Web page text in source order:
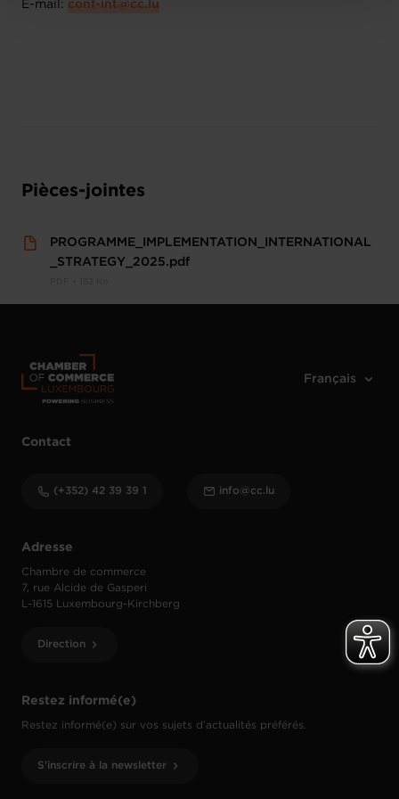
E-mail: conf-int@cc.lu
Pièces-jointes
PROGRAMME_IMPLEMENTATION_INTERNATIONAL
_STRATEGY_2025.pdf
Restez informé(e)
Restez informé(e) sur vos sujets d’actualités préférés.
S'inscrire à la newsletter
Adresse
Chambre de commerce
7, rue Alcide de Gasperi
L-1615 Luxembourg-Kirchberg
Direction
Contact
(+352) 42 39 39 1 info@cc.lu